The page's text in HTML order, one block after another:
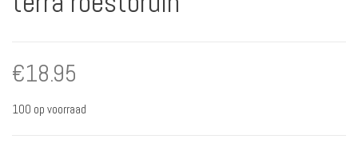
€18.95
100 op voorraad